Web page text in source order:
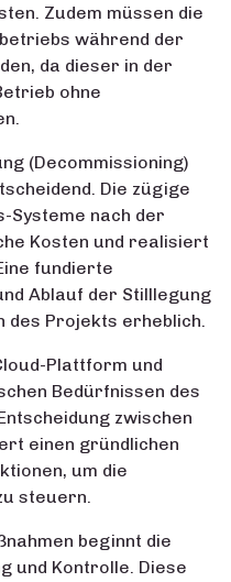
Zudem müssen die
während der
da dieser in der
ohne
(Decommissioning)
Die zügige
Systeme nach der
Kosten und realisiert
fundierte
Ablauf der Stilllegung
des Projekts erheblich.
Plattform und
Bedürfnissen des
zwischen
einen gründlichen
um die
steuern.
beginnt die
und Kontrolle. Diese